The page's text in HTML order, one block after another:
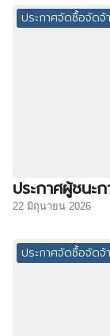
ประกาศจัดซื้อจัดจ้
ประกาศผู้ชนะ
22 มิถุนายน 2026
ประกาศจัดซื้อจัดจ้